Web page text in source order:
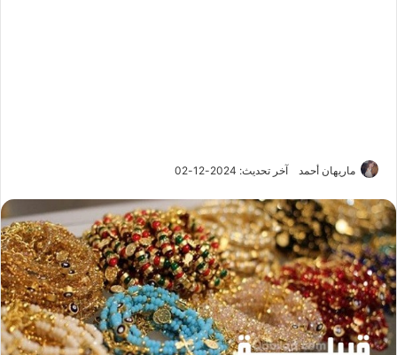
ماريهان أحمد آخر تحديث: 2024-12-02